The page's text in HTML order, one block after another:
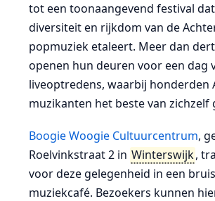
tot een toonaangevend festival
diversiteit en rijkdom van de
popmuziek etaleert. Meer dan
openen hun deuren voor een dag
liveoptredens, waarbij honderden
muzikanten het beste van zichzelf
Boogie Woogie Cultuurcentrum,
Roelvinkstraat 2 in Winterswijk,
voor deze gelegenheid in een
muziekcafé. Bezoekers kunnen